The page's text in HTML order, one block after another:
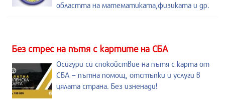
областта на математиката,физиката и др.
Без стрес на пътя с картите на СБА
Осигури си спокойствие на пътя с карта от
СБА – пътна помощ, отстъпки и услуги в
цялата страна. Без изненади!